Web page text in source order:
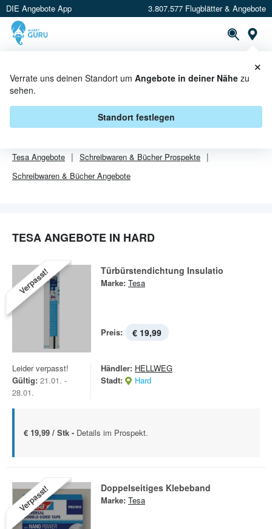
DIE Angebote App 3.807.577 Flugblätter & Angebote
Verrate uns deinen Standort um Angebote in deiner Nähe zu
sehen.
Standort festlegen
×
TESA ANGEBOTE IN HARD
VonTesasind in Hard leider alle Angebebote abgelaufen.
Tesa Angebote Schreibwaren & BücherProspekte
Schreibwaren & BücherAngebote
TESA ANGEBOTE IN HARD
Verpasst! Türbürstendichtung Insulatio
Marke: Tesa
Preis: € 19,99
Leider verpasst!
Gültig: 21.01. -
28.01.
Händler: HELLWEG
Stadt:
Hard
€ 19,99 / Stk - Details im Prospekt.
Verpasst! Doppelseitiges Klebeband
Marke: Tesa